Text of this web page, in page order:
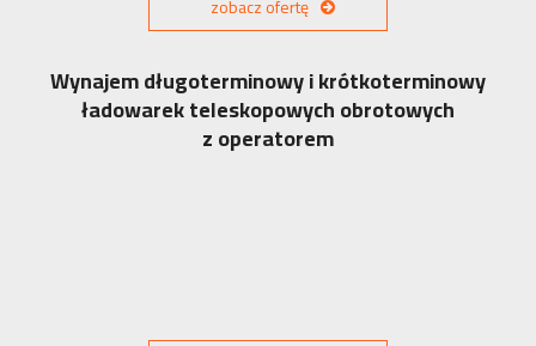
zobacz ofertę
Wynajem długoterminowy i krótkoterminowy
ładowarek teleskopowych obrotowych
z operatorem